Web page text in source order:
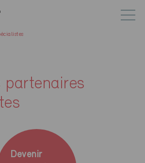
partenaires
Devenir